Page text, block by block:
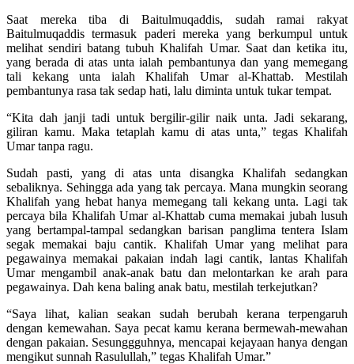
Saat mereka tiba di Baitulmuqaddis, sudah ramai rakyat
Baitulmuqaddis termasuk paderi mereka yang berkumpul untuk
melihat sendiri batang tubuh Khalifah Umar. Saat dan ketika itu,
yang berada di atas unta ialah pembantunya dan yang memegang
tali kekang unta ialah Khalifah Umar al-Khattab. Mestilah
pembantunya rasa tak sedap hati, lalu diminta untuk tukar tempat.
“Kita dah janji tadi untuk bergilir-gilir naik unta. Jadi sekarang,
giliran kamu. Maka tetaplah kamu di atas unta,” tegas Khalifah
Umar tanpa ragu.
Sudah pasti, yang di atas unta disangka Khalifah sedangkan
sebaliknya. Sehingga ada yang tak percaya. Mana mungkin seorang
Khalifah yang hebat hanya memegang tali kekang unta. Lagi tak
percaya bila Khalifah Umar al-Khattab cuma memakai jubah lusuh
yang bertampal-tampal sedangkan barisan panglima tentera Islam
segak memakai baju cantik. Khalifah Umar yang melihat para
pegawainya memakai pakaian indah lagi cantik, lantas Khalifah
Umar mengambil anak-anak batu dan melontarkan ke arah para
pegawainya. Dah kena baling anak batu, mestilah terkejutkan?
“Saya lihat, kalian seakan sudah berubah kerana terpengaruh
dengan kemewahan. Saya pecat kamu kerana bermewah-mewahan
dengan pakaian. Sesunggguhnya, mencapai kejayaan hanya dengan
mengikut sunnah Rasulullah,” tegas Khalifah Umar.”